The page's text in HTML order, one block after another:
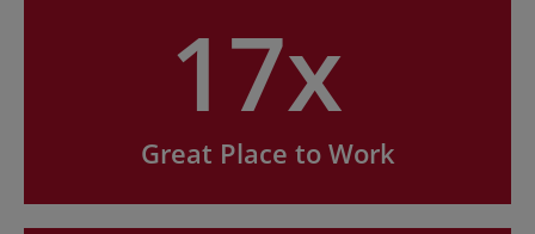
17x
Great Place to Work